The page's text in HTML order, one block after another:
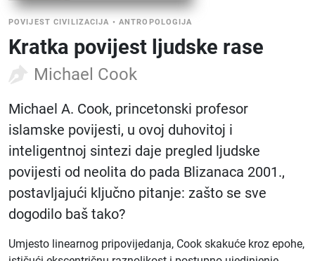
POVIJEST CIVILIZACIJA • ANTROPOLOGIJA
Kratka povijest ljudske rase
Michael Cook
Michael A. Cook, princetonski profesor
islamske povijesti, u ovoj duhovitoj i
inteligentnoj sintezi daje pregled ljudske
povijesti od neolita do pada Blizanaca 2001.,
postavljajući ključno pitanje: zašto se sve
dogodilo baš tako?
Umjesto linearnog pripovijedanja, Cook skakuće kroz epohe,